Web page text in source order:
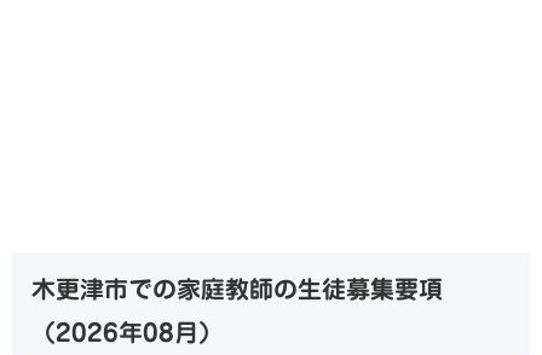
木更津市での家庭教師の生徒募集要項
（2026年08月 ）